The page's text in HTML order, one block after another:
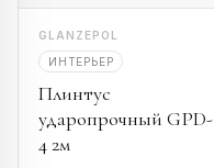
GLANZEPOL
ИНТЕРЬЕР
Плинтус
ударопрочный GPD-
4 2м